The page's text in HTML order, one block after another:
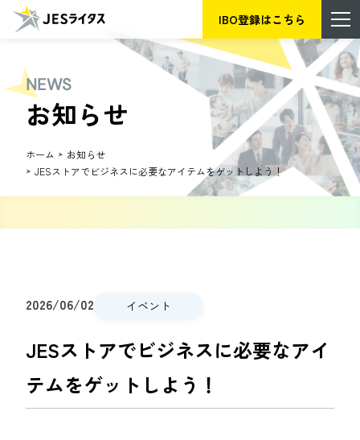
IBO登録はこちら
NEWS
お知らせ
ホーム
お知らせ
JESストアでビジネスに必要なアイテムをゲットしよう！
2026/06/02 イベント
JESストアでビジネスに必要なアイ
テムをゲットしよう！